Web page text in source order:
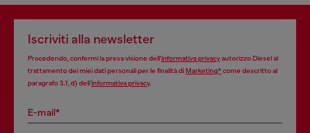
Iscriviti alla newsletter
Procedendo, confermi la presa visione dell’informativa privacyautorizzo Diesel al
trattamento dei miei dati personali per le finalità diMarketing*come descritto al
paragrafo 3.1, d) dell’informativa privacy.
E-mail*